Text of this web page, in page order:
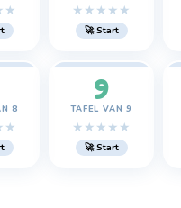
★ ★ ★ ★ ★ ★
🚀 Start
8
★
9
TAFEL VAN 9
★ ★ ★ ★ ★
🚀 Start